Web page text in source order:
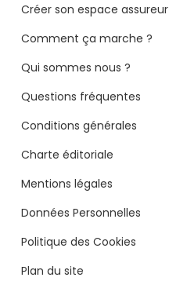
Créer son espace assureur
Comment ça marche ?
Qui sommes nous ?
Questions fréquentes
Conditions générales
Charte éditoriale
Mentions légales
Données Personnelles
Politique des Cookies
Plan du site